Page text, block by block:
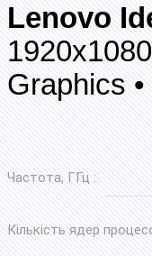
Lenovo
Graphics
Частота, ГГц :
Кількість ядер